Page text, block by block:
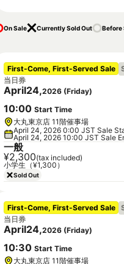
On Sale Currently Sold Out Before
First-Come, First-Served Sale
当日券
April24,2026 (Friday)
10:00 Start Time
大丸東京店 11階催事場
April 24, 2026 0:00 JST Sale
April 24, 2026 10:00 JST Sale
一般
¥2,300(tax included)
小学生（¥1,300）
Sold Out
First-Come, First-Served Sale
当日券
April24,2026 (Friday)
10:30 Start Time
大丸東京店 11階催事場